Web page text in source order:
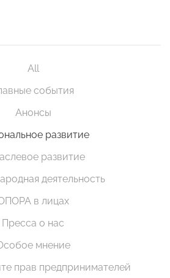
All
события
Анонсы
развитие
развитие
деятельность
в лицах
Пресса о нас
мнение
прав предпринимателей